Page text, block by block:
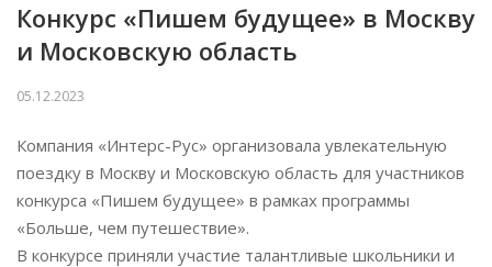
Конкурс «Пишем будущее» в Москву
и Московскую область
05.12.2023
Компания «Интерс-Рус» организовала увлекательную
поездку в Москву и Московскую область для участников
конкурса «Пишем будущее» в рамках программы
«Больше, чем путешествие».
В конкурсе приняли участие талантливые школьники и